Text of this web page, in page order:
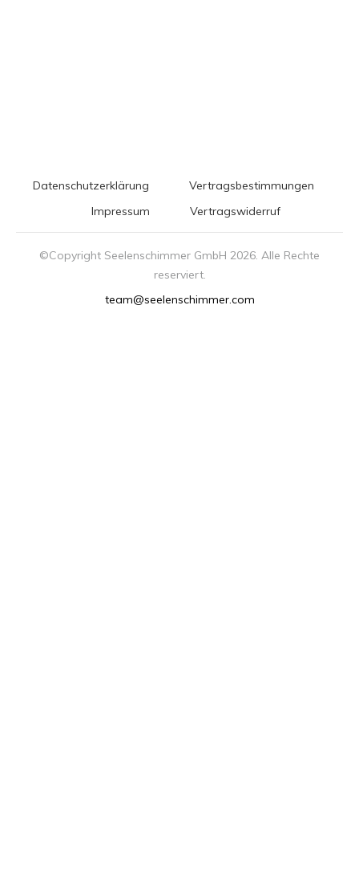
Datenschutzerklärung
Vertragsbestimmungen
Impressum
Vertragswiderruf
©Copyright Seelenschimmer GmbH 2026. Alle Rechte
reserviert.
team@seelenschimmer.com